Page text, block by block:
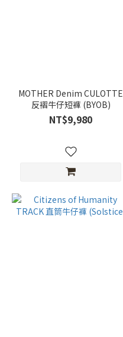
(20)
28
36
MOTHER Denim CULOTTE
反褶牛仔短褲 (BYOB)
NT$9,980